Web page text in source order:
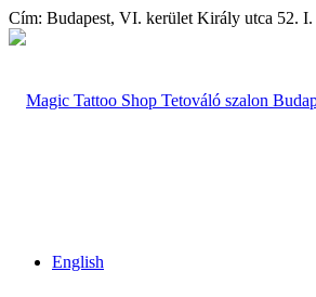
Cím: Budapest, VI. kerület Király utca 52. I.
English